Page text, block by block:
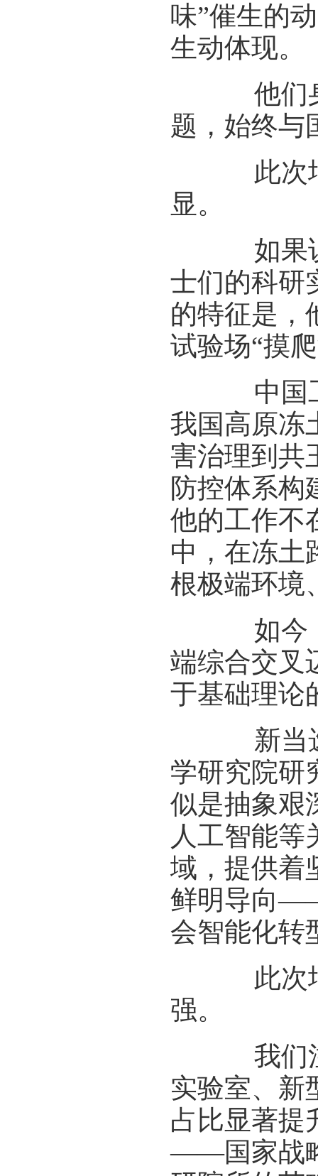
味”催生的
生动体现。
他们身
题，始终与
此次增
显。
如果说
士们的科研
的特征是，
试验场“摸
中国工
我国高原冻
害治理到共
防控体系构
他的工作不
中，在冻土
根极端环境
如今，
端综合交叉
于基础理论
新当选
学研究院研
似是抽象艰
人工智能等
域，提供着
鲜明导向
会智能化转
此次增
强。
我们注
实验室、新
占比显著提
——国家战